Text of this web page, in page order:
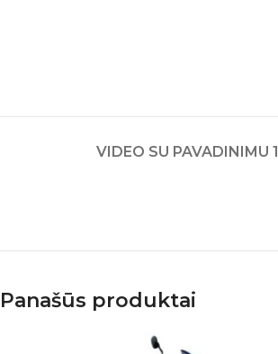
VIDEO SU PAVADINIMU 1
Panašūs produktai